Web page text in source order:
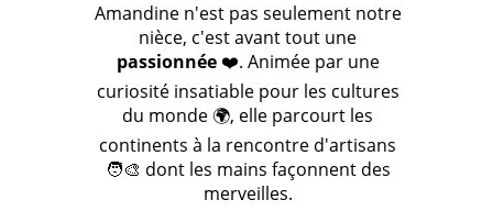
Amandine n'est pas seulement notre
nièce, c'est avant tout une
passionnée❤️. Animée par une
curiosité insatiable pour les cultures
du monde 🌍, elle parcourt les
continents à la rencontre d'artisans
🧑‍🎨 dont les mains façonnent des
merveilles.